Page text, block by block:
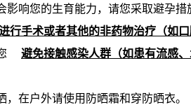
响您的生育能力，请您采取避孕措
行手术或者其他的非药物治疗（如
避免接触感染人群（如患有流感
在户外请使用防晒霜和穿防晒衣。